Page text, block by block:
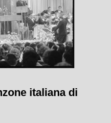
italiana di